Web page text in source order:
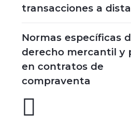
transacciones a
Normas específicas
derecho mercantil y
en contratos de
compraventa